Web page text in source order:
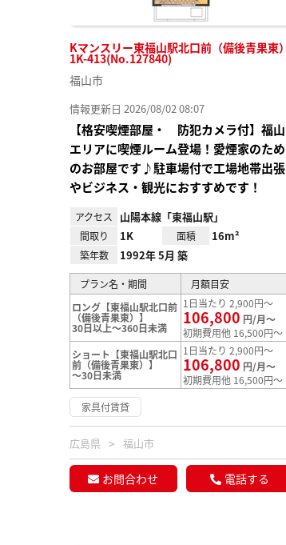
Kマンスリー東福山駅北口前（備後青果東）
1K-413(No.127840)
福山市
情報更新日 2026/08/02 08:07
【格安喫煙部屋・ 防犯カメラ付】福山
エリアに喫煙ルーム登場！愛煙家のため
のお部屋です♪駐車場付で工場地帯出張
やビジネス・観光におすすめです！
アクセス 山陽本線「東福山駅」
間取り 1K 面積 16m²
築年数 1992年 5月 築
プラン名・期間
月額目安
ロング【東福山駅北口前
（備後青果東）】
30日以上～360日未満
1日当たり 2,900円～
106,800 円/月～
初期費用他 16,500円～
ショート【東福山駅北口
前（備後青果東）】
～30日未満
1日当たり 2,900円～
106,800 円/月～
初期費用他 16,500円～
家具付賃貸
広島県 福山市
お問合わせ 電話する